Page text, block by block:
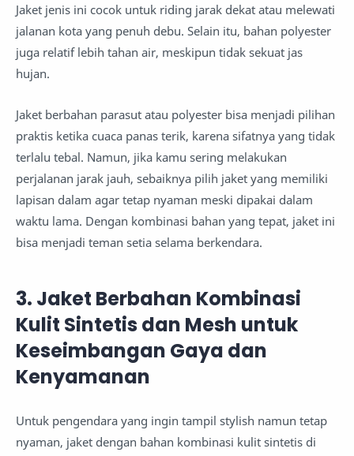
Jaket jenis ini cocok untuk riding jarak dekat atau melewati
jalanan kota yang penuh debu. Selain itu, bahan polyester
juga relatif lebih tahan air, meskipun tidak sekuat jas
hujan.
Jaket berbahan parasut atau polyester bisa menjadi pilihan
praktis ketika cuaca panas terik, karena sifatnya yang tidak
terlalu tebal. Namun, jika kamu sering melakukan
perjalanan jarak jauh, sebaiknya pilih jaket yang memiliki
lapisan dalam agar tetap nyaman meski dipakai dalam
waktu lama. Dengan kombinasi bahan yang tepat, jaket ini
bisa menjadi teman setia selama berkendara.
3. Jaket Berbahan Kombinasi
Kulit Sintetis dan Mesh untuk
Keseimbangan Gaya dan
Kenyamanan
Untuk pengendara yang ingin tampil stylish namun tetap
nyaman, jaket dengan bahan kombinasi kulit sintetis di